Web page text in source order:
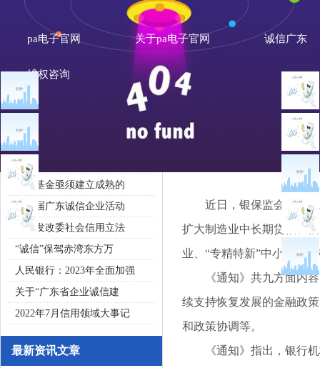
pa电子官网 关于pa电子官网 诚信广东
维权咨询
文章点击排行
重大突发公共卫生事件一
2020广东省守合同重信用企
私募基金亟须建立成熟的
第五届广东诚信企业活动
国家发改委社会信用立法
“诚信”保驾赤湾东方万
人民银行：2023年全面加强
关于“广东省企业诚信建
2022年7月信用领域大事记
最新资讯文章
诚信新闻
近日，银保监会办公厅
扩大制造业中长期贷款、
业、“专精特新”中小企业
《通知》共九方面内容
续支持恢复发展的金融政
和政策协调等。
《通知》指出，银行机